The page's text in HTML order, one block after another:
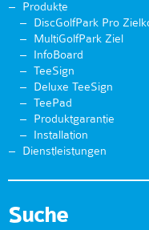
Produkte
DiscGolfPark Pro
MultiGolfPark Ziel
InfoBoard
TeeSign
Deluxe TeeSign
TeePad
Produktgarantie
Installation
Dienstleistungen
Suche